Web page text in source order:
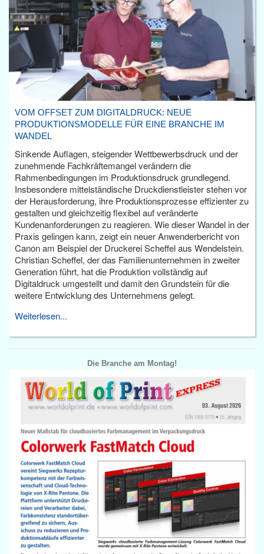
VOM OFFSET ZUM DIGITALDRUCK: NEUE
PRODUKTIONSMODELLE FÜR EINE BRANCHE IM
WANDEL
Sinkende Auflagen, steigender Wettbewerbsdruck und der
zunehmende Fachkräftemangel verändern die
Rahmenbedingungen im Produktionsdruck grundlegend.
Insbesondere mittelständische Druckdienstleister stehen vor
der Herausforderung, ihre Produktionsprozesse effizienter zu
gestalten und gleichzeitig flexibel auf veränderte
Kundenanforderungen zu reagieren. Wie dieser Wandel in der
Praxis gelingen kann, zeigt ein neuer Anwenderbericht von
Canon am Beispiel der Druckerei Scheffel aus Wendelstein.
Christian Scheffel, der das Familienunternehmen in zweiter
Generation führt, hat die Produktion vollständig auf
Digitaldruck umgestellt und damit den Grundstein für die
weitere Entwicklung des Unternehmens gelegt.
Weiterlesen...
Die Branche am Montag!